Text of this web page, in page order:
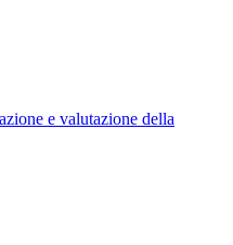
e valutazione della